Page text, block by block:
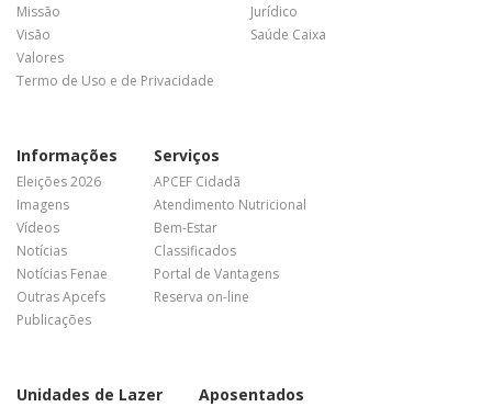
Missão
Visão
Valores
Termo de Uso e de Privacidade
Jurídico
Saúde Caixa
Informações
Eleições 2026
Imagens
Vídeos
Notícias
Notícias Fenae
Outras Apcefs
Publicações
Serviços
APCEF Cidadã
Atendimento Nutricional
Bem-Estar
Classificados
Portal de Vantagens
Reserva on-line
Unidades de Lazer Aposentados